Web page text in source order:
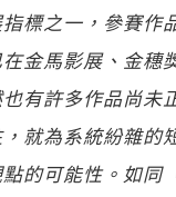
標之一，參賽作
金馬影展、金穗
有許多作品尚未
就為系統紛雜的
的可能性。如同